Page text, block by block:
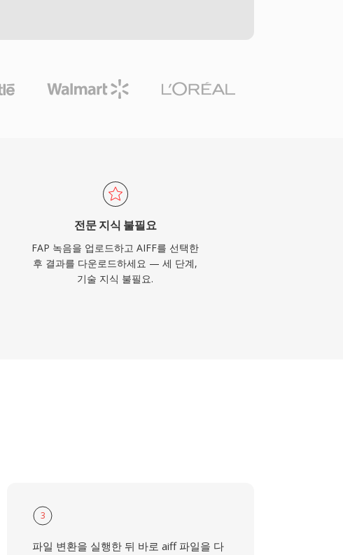
전문 지식 불필요
FAP 녹음을 업로드하고 AIFF를 선택한
후 결과를 다운로드하세요 — 세 단계,
기술 지식 불필요.
3
파일 변환을 실행한 뒤 바로 aiff 파일을 다